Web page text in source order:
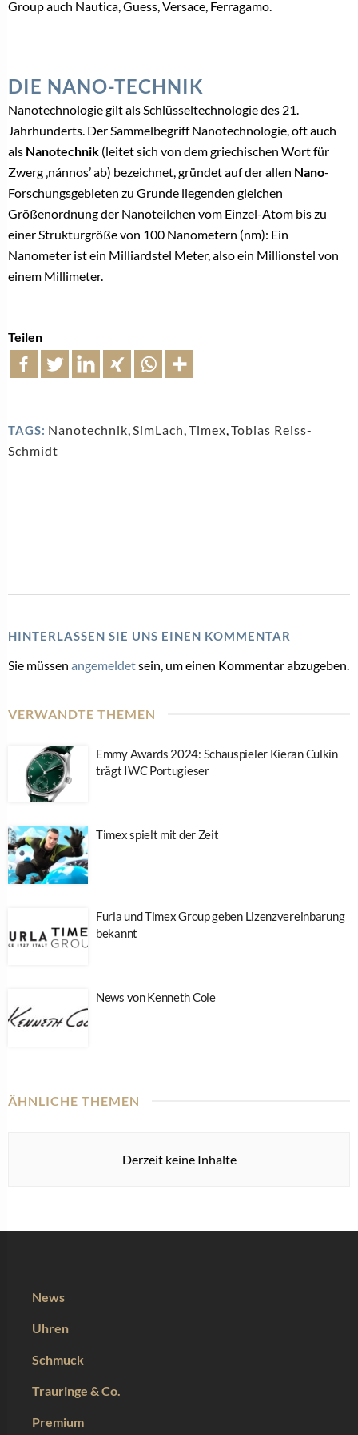
Group auch Nautica, Guess, Versace, Ferragamo.
DIE NANO-TECHNIK
Nanotechnologie gilt als Schlüsseltechnologie des 21.
Jahrhunderts. Der Sammelbegriff Nanotechnologie, oft auch
als Nanotechnik (leitet sich von dem griechischen Wort für
Zwerg ‚nánnos’ ab) bezeichnet, gründet auf der allen Nano-
Forschungsgebieten zu Grunde liegenden gleichen
Größenordnung der Nanoteilchen vom Einzel-Atom bis zu
einer Strukturgröße von 100 Nanometern (nm): Ein
Nanometer ist ein Milliardstel Meter, also ein Millionstel von
einem Millimeter.
Teilen
TAGS: Nanotechnik SimLach Timex Tobias Reiss-
Schmidt
HINTERLASSEN SIE UNS EINEN KOMMENTAR
Sie müssen angemeldetsein, um einen Kommentar abzugeben.
VERWANDTE THEMEN
Emmy Awards 2024: Schauspieler Kieran Culkin
trägt IWC Portugieser
Timex spielt mit der Zeit
Furla und Timex Group geben Lizenzvereinbarung
bekannt
News von Kenneth Cole
ÄHNLICHE THEMEN
Derzeit keine Inhalte
News
Uhren
Schmuck
Trauringe & Co.
Premium